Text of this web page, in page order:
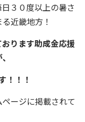
３０度以上の暑さ
近畿地方！
ります助成金応援
！！！
ージに掲載されて